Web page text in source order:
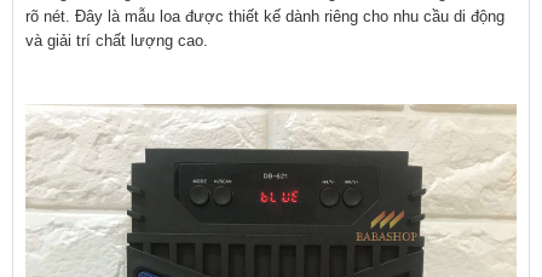
rõ nét. Đây là mẫu loa được thiết kế dành riêng cho nhu cầu di động
và giải trí chất lượng cao.